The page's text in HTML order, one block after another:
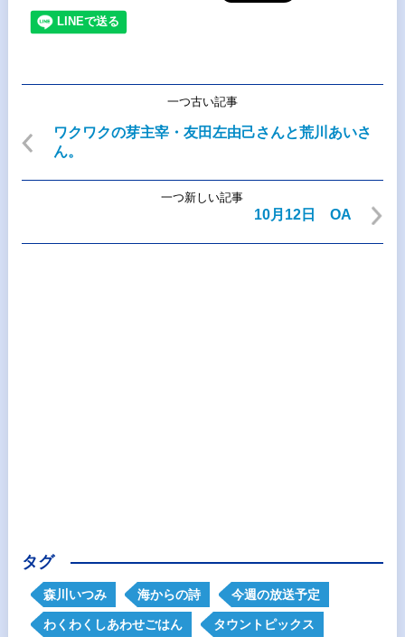
一つ古い記事
ワクワクの芽主宰・友田左由己さんと荒川あいさ
ん。
一つ新しい記事
10月12日 OA
タグ
森川いつみ 海からの詩 今週の放送予定
わくわくしあわせごはん タウントピックス